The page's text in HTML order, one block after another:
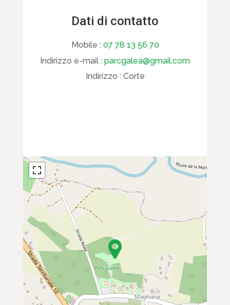
Dati di contatto
Mobile : 07 78 13 56 70
Indirizzo e-mail : parcgalea@gmail.com
Indirizzo : Corte